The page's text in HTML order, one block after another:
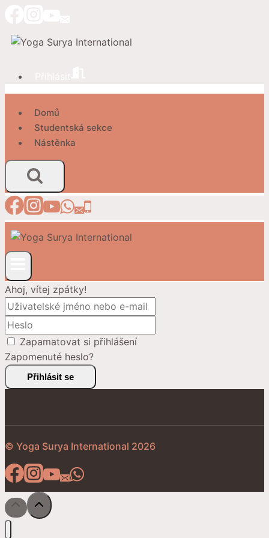
obsah
Domů
Studentská sekce
Nástěnka
Ahoj, vítej zpátky!
Zapamatovat si přihlášení
Zapomenuté heslo?
Přihlásit se
© Yoga Surya International 2026